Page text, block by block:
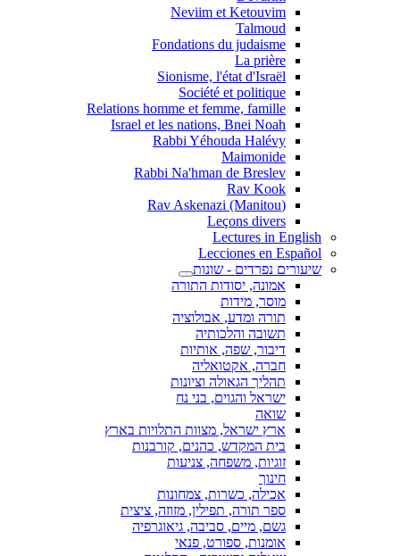
Neviim et Ketouvim
Talmoud
Fondations du judaisme
La prière
Sionisme, l'état d'Israël
Société et politique
Relations homme et femme, famille
Israel et les nations, Bnei Noah
Rabbi Yéhouda Halévy
Maimonide
Rabbi Na'hman de Breslev
Rav Kook
(Rav Askenazi (Manitou
Leçons divers
Lectures in English
Lecciones en Español
שיעורים נפרדים - שונות
אמונה, יסודות התורה
מוסר, מידות
תורה ומדע, אבולוציה
תשובה והלכותיה
דיבור, שפה, אותיות
חברה, אקטואליה
תהליך הגאולה וציונות
ישראל והגוים, בני נח
שואה
ארץ ישראל, מצוות התלויות בארץ
בית המקדש, כהנים, קורבנות
זוגיות, משפחה, צניעות
חינוך
אכילה, כשרות, צמחונות
ספר תורה, תפילין, מזוזה, ציצית
גשם, מיים, סביבה, גיאוגרפיה
אומנות, ספורט, פנאי